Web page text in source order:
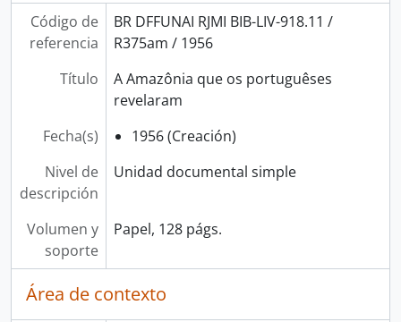
Código de
referencia
BR DFFUNAI RJMI BIB-LIV-918.11 /
R375am / 1956
Título
A Amazônia que os portuguêses
revelaram
Fecha(s)
1956 (Creación)
Nivel de
descripción
Unidad documental simple
Volumen y
soporte
Papel, 128 págs.
Área de contexto